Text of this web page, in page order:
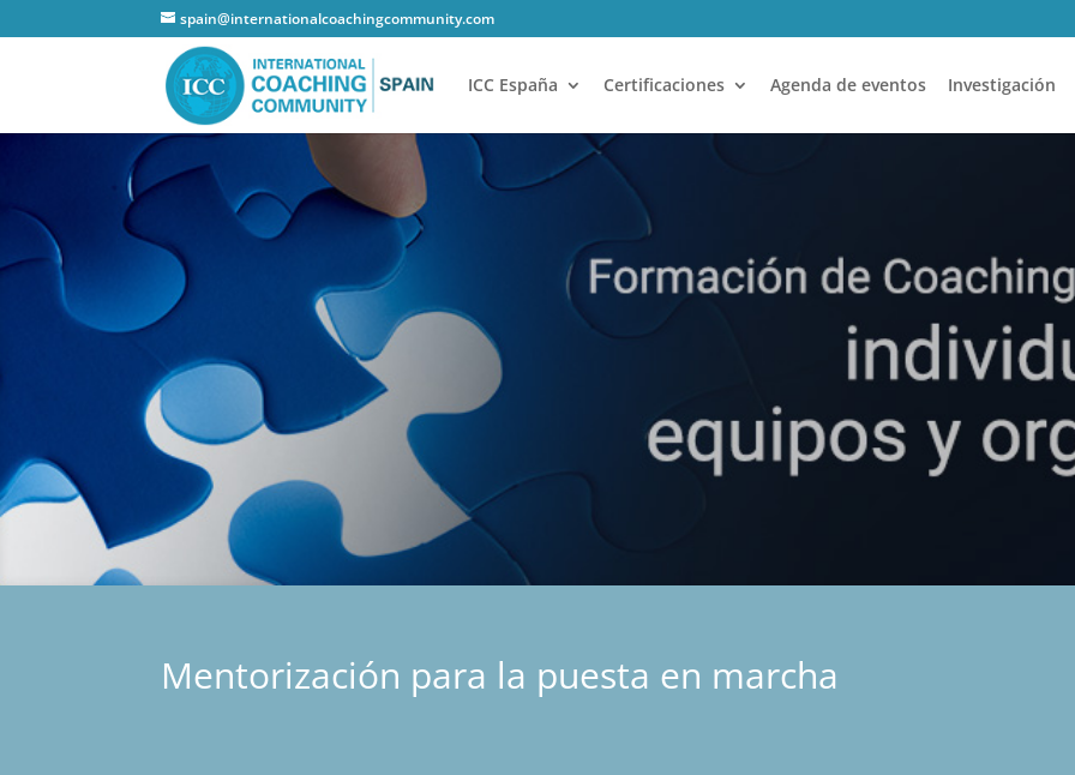
spain@internationalcoachingcommunity.com
ICC España Certificaciones Agenda de eventos Investigación
Mentorización para la puesta en marcha